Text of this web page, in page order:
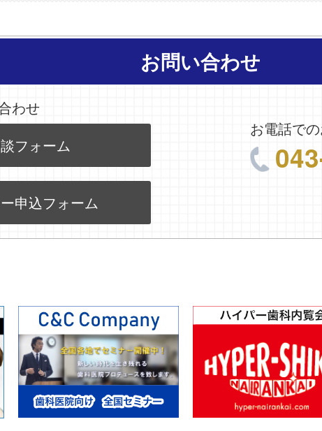
お問い合わせ
わせ
フォーム
申込フォーム
お電話で